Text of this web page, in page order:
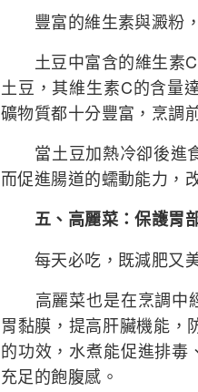
豐富的維生素與澱粉
土豆中富含的維生素C
土豆，其維生素C的含量
礦物質都十分豐富，烹調
當土豆加熱冷卻後進食
而促進腸道的蠕動能力，
五、高麗菜：保護胃
每天必吃，既減肥又
高麗菜也是在烹調中
胃黏膜，提高肝臟機能，
的功效，水煮能促進排毒
充足的飽腹感。